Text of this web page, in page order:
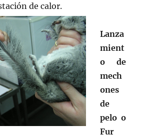
de calor.
Lanza
mient
o de
mech
ones
de
pelo o
Fur